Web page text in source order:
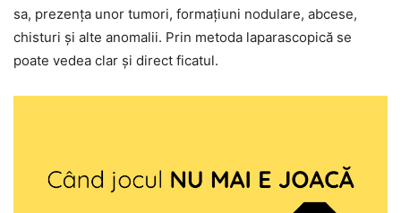
sa, prezenţa unor tumori, formaţiuni nodulare, abcese,
chisturi şi alte anomalii. Prin metoda laparascopică se
poate vedea clar şi direct ficatul.